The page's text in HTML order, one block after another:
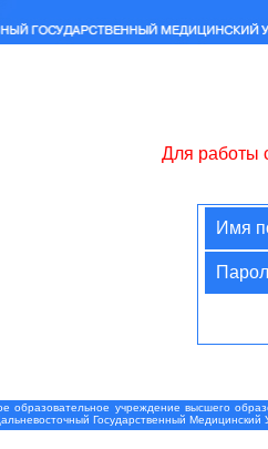
Для работы
Имя
образовательное учреждение высшего
Государственный Медицинский